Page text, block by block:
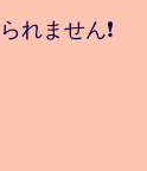
れません❗️